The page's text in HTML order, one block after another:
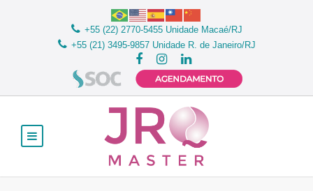
+55 (22) 2770-5455 Unidade Macaé/RJ
+55 (21) 3495-9857 Unidade R. de Janeiro/RJ